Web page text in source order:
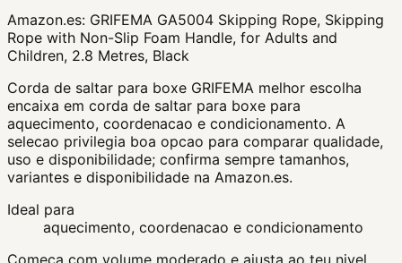
Amazon.es: GRIFEMA GA5004 Skipping Rope, Skipping
Rope with Non-Slip Foam Handle, for Adults and
Children, 2.8 Metres, Black
Corda de saltar para boxe GRIFEMA melhor escolha
encaixa em corda de saltar para boxe para
aquecimento, coordenacao e condicionamento. A
selecao privilegia boa opcao para comparar qualidade,
uso e disponibilidade; confirma sempre tamanhos,
variantes e disponibilidade na Amazon.es.
Ideal para
aquecimento, coordenacao e condicionamento
Comeca com volume moderado e ajusta ao teu nivel.